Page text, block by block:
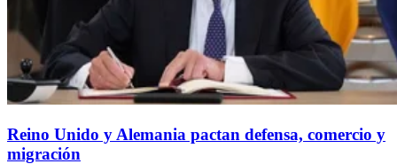
Reino Unido y Alemania pactan defensa, comercio y
migración